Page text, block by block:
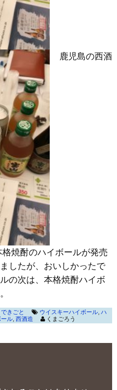
鹿児島の西酒
焼酎のハイボールが発売
したが、おいしかったで
の次は、本格焼酎ハイボ
できごと ウイスキーハイボール, ハ
ル, 西酒造 くまごろう